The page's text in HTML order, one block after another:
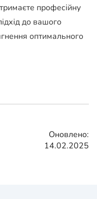
професійну
до вашого
оптимального
Оновлено:
14.02.2025